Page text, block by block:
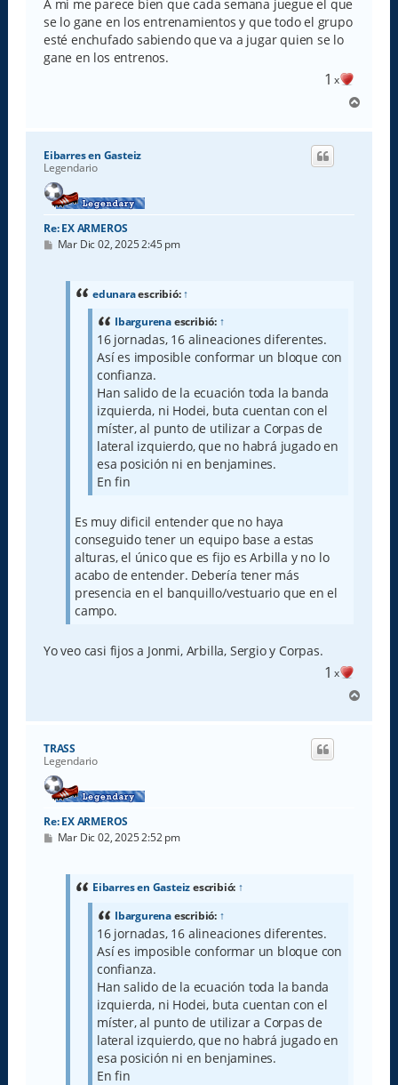
A mi me parece bien que cada semana juegue el que
se lo gane en los entrenamientos y que todo el grupo
esté enchufado sabiendo que va a jugar quien se lo
gane en los entrenos.
1 x
r
Eibarres en Gasteiz
Legendario
Re: EX ARMEROS
M
Mar Dic 02, 2025 2:45 pm
edunaraescribió:↑
Ibargurenaescribió: ↑
16 jornadas, 16 alineaciones diferentes.
Así es imposible conformar un bloque con
confianza.
Han salido de la ecuación toda la banda
izquierda, ni Hodei, buta cuentan con el
míster, al punto de utilizar a Corpas de
lateral izquierdo, que no habrá jugado en
esa posición ni en benjamines.
En fin
Es muy dificil entender que no haya
conseguido tener un equipo base a estas
alturas, el único que es fijo es Arbilla y no lo
acabo de entender. Debería tener más
presencia en el banquillo/vestuario que en el
campo.
Yo veo casi fijos a Jonmi, Arbilla, Sergio y Corpas.
1 x
r
TRASS
Legendario
Re: EX ARMEROS
M
Mar Dic 02, 2025 2:52 pm
Eibarres en Gasteizescribió: ↑
Ibargurenaescribió: ↑
16 jornadas, 16 alineaciones diferentes.
Así es imposible conformar un bloque con
confianza.
Han salido de la ecuación toda la banda
izquierda, ni Hodei, buta cuentan con el
míster, al punto de utilizar a Corpas de
lateral izquierdo, que no habrá jugado en
esa posición ni en benjamines.
En fin